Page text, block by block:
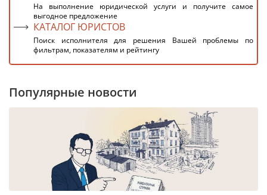
На выполнение юридической услуги и получите самое
выгодное предложение
КАТАЛОГ ЮРИСТОВ
Поиск исполнителя для решения Вашей проблемы по
фильтрам, показателям и рейтингу
Популярные новости